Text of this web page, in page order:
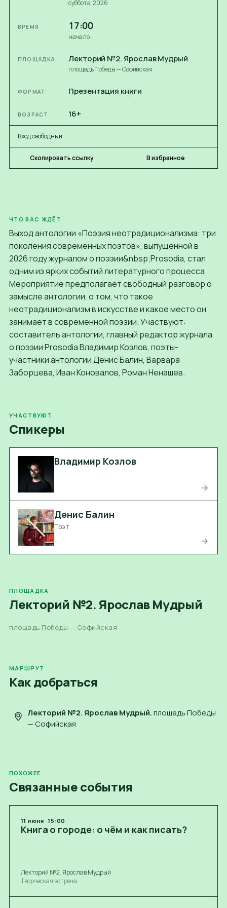
ЧТО ВАС ЖДЁТ
Выход антологии «Поэзия неотрадиционализма: три
поколения современных поэтов», выпущенной в
2026 году журналом о поэзии&nbsp;Prosodia, стал
одним из ярких событий литературного процесса.
Мероприятие предполагает свободный разговор о
замысле антологии, о том, что такое
неотрадиционализм в искусстве и какое место он
занимает в современной поэзии. Участвуют:
составитель антологии, главный редактор журнала
о поэзии Prosodia Владимир Козлов, поэты-
участники антологии Денис Балин, Варвара
Заборцева, Иван Коновалов, Роман Ненашев.
УЧАСТВУЮТ
Спикеры
Владимир Козлов
Денис Балин
Поэт
ПЛОЩАДКА
Лекторий №2. Ярослав Мудрый
площадь Победы — Софийская
МАРШРУТ
Как добраться
Лекторий №2. Ярослав Мудрый.площадь Победы
— Софийская
ПОХОЖЕЕ
Связанные события
11 июня ·15:00
Книга о городе: о чём и как писать?
Лекторий №2. Ярослав Мудрый
Творческая встреча
суббота, 2026
ВРЕМЯ 17:00
начало
ПЛОЩАДКА Лекторий №2. Ярослав Мудрый
площадь Победы — Софийская
ФОРМАТ Презентация книги
ВОЗРАСТ 16+
Вход свободный
Скопировать ссылку В избранное